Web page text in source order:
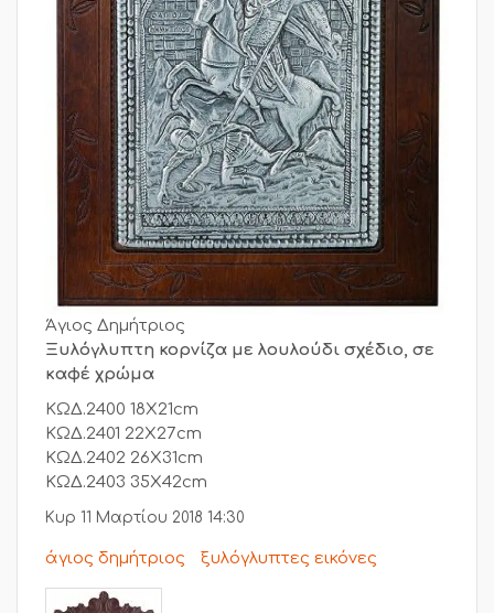
Άγιος Δημήτριος
Ξυλόγλυπτη κορνίζα με λουλούδι σχέδιο, σε
καφέ χρώμα
ΚΩΔ.2400 18Χ21cm
ΚΩΔ.2401 22Χ27cm
ΚΩΔ.2402 26Χ31cm
ΚΩΔ.2403 35Χ42cm
Κυρ 11 Μαρτίου 2018 14:30
άγιος δημήτριος ξυλόγλυπτες εικόνες